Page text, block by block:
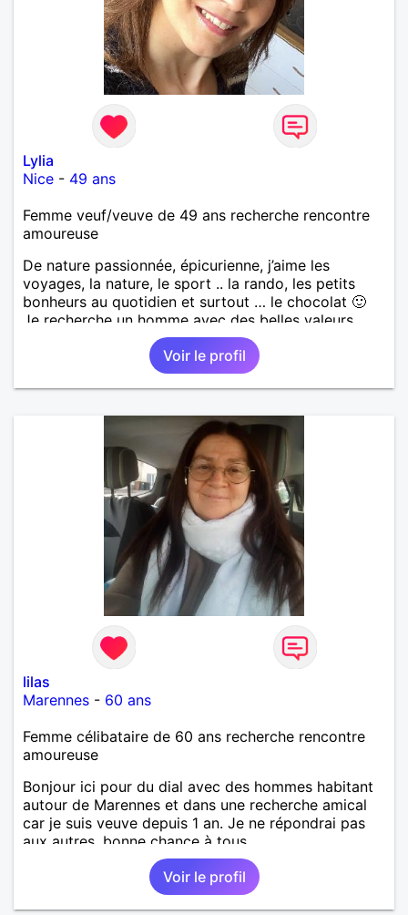
Lylia
Nice - 49 ans
Femme veuf/veuve de 49 ans recherche rencontre
amoureuse
De nature passionnée, épicurienne, j’aime les
voyages, la nature, le sport .. la rando, les petits
bonheurs au quotidien et surtout … le chocolat 🙂
Je recherche un homme avec des belles valeurs,
respectueux, bienveillant. Une jolie rencontre, un
feeling, une connexion, pour vivre une belle histoire
d’amour et profiter de ce que la vie peut nous offrir
de plus beau en retour. Je tiens à préciser, que je
Voir le profil
lilas
Marennes - 60 ans
Femme célibataire de 60 ans recherche rencontre
amoureuse
Bonjour ici pour du dial avec des hommes habitant
autour de Marennes et dans une recherche amical
car je suis veuve depuis 1 an. Je ne répondrai pas
aux autres, bonne chance à tous.
Voir le profil